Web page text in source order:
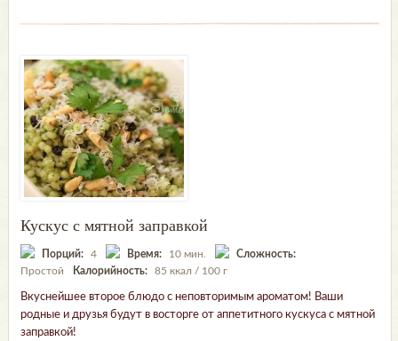
Кускус с мятной заправкой
Порций: 4 Время: 10 мин.
Сложность:
Простой
Калорийность: 85 ккал / 100 г
Вкуснейшее второе блюдо с неповторимым ароматом! Ваши
родные и друзья будут в восторге от аппетитного кускуса с мятной
заправкой!